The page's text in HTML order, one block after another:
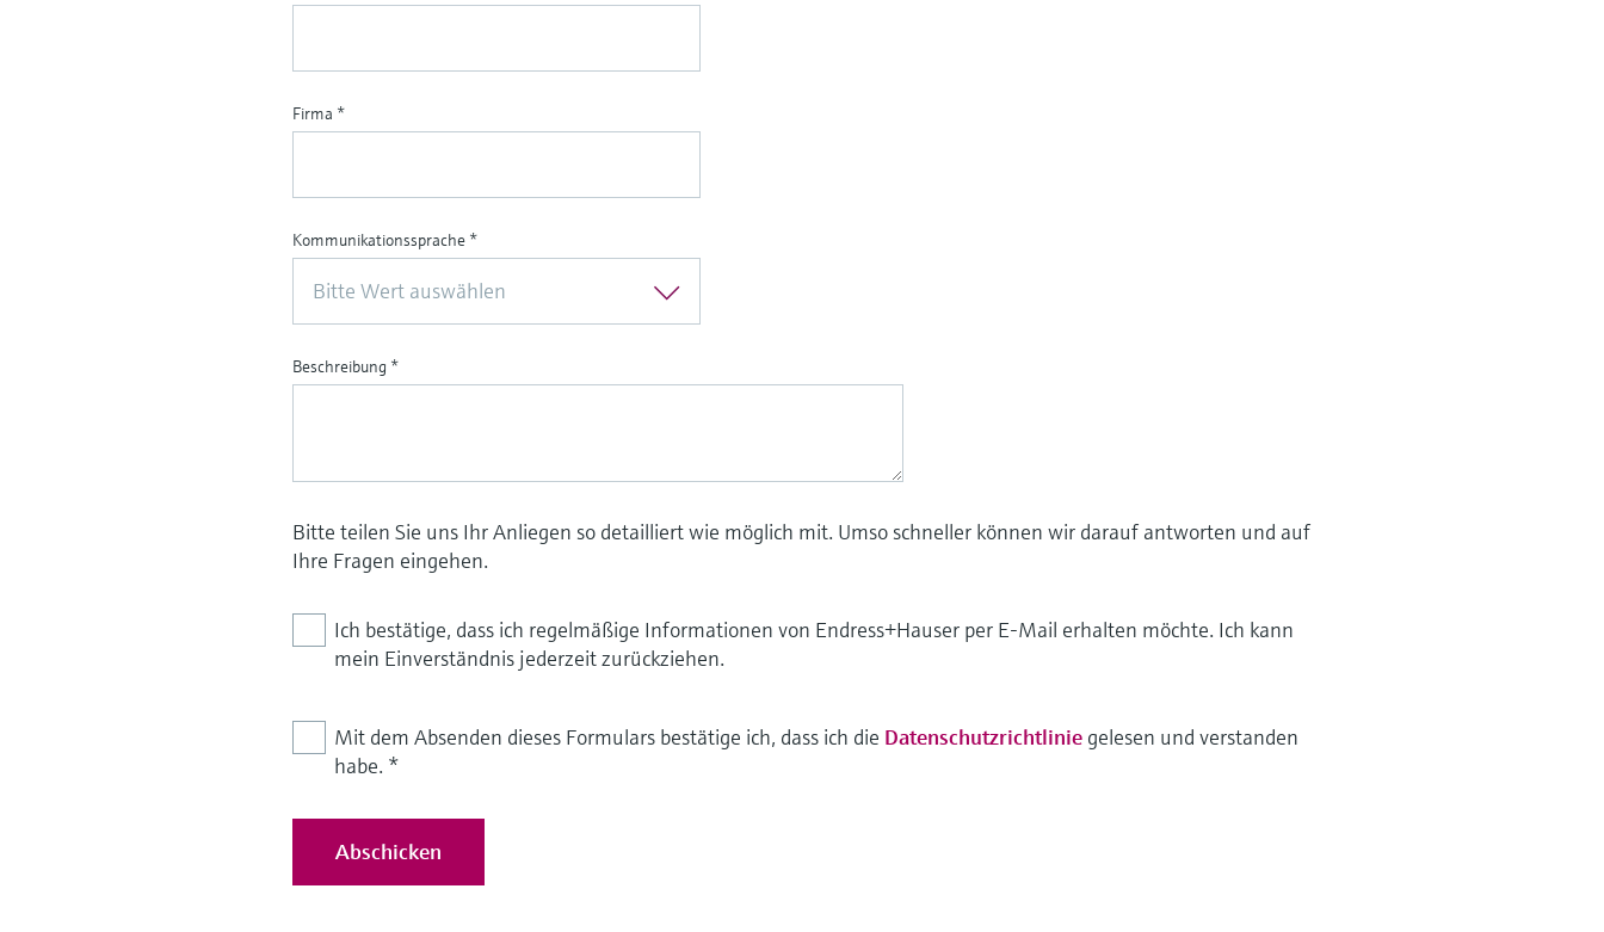
Firma *
Kommunikationssprache *
Bitte Wert auswählen
Beschreibung *
Bitte teilen Sie uns Ihr Anliegen so detailliert wie möglich mit. Umso schneller können wir darauf antworten und auf
Ihre Fragen eingehen.
Ich bestätige, dass ich regelmäßige Informationen von Endress+Hauser per E-Mail erhalten möchte. Ich kann
mein Einverständnis jederzeit zurückziehen.
Mit dem Absenden dieses Formulars bestätige ich, dass ich die Datenschutzrichtlinie gelesen und verstanden
habe. *
Abschicken